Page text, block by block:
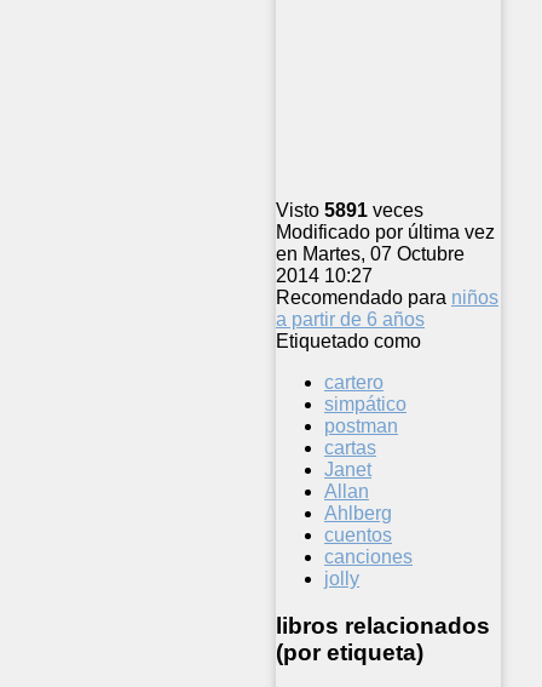
Visto 5891 veces
Modificado por última vez
en Martes, 07 Octubre
2014 10:27
Recomendado para niños
a partir de 6 años
Etiquetado como
cartero
simpático
postman
cartas
Janet
Allan
Ahlberg
cuentos
canciones
jolly
libros relacionados
(por etiqueta)